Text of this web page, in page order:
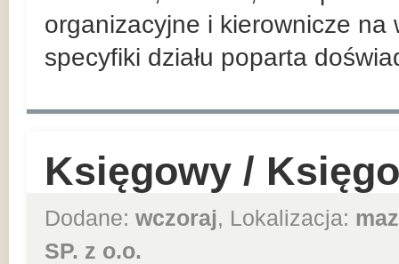
organizacyjne i kierownicze
specyfiki działu poparta
Księgowy /
Dodane: wczoraj, Lokalizacja:
SP. z o.o.